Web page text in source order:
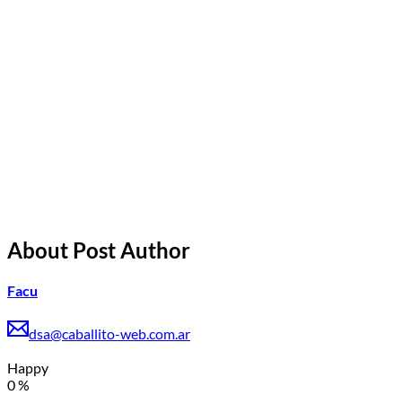
About Post Author
Facu
dsa@caballito-web.com.ar
Happy
0%